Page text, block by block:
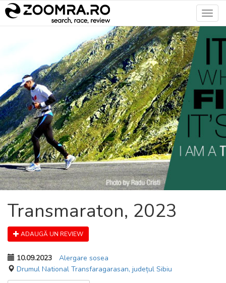
Transmaraton, 2023
ADAUGĂ UN REVIEW
10.09.2023
Alergare sosea
Drumul National Transfaragarasan, județul Sibiu